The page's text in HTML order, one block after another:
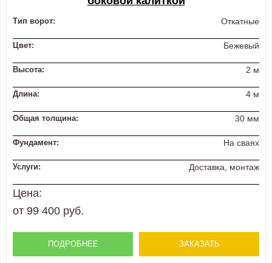
Тип ворот: Откатные
Цвет: Бежевый
Высота: 2 м
Длина: 4 м
Общая толщина: 30 мм
Фундамент: На сваях
Услуги: Доставка, монтаж
Цена:
от 99 400 руб.
ПОДРОБНЕЕ ЗАКАЗАТЬ